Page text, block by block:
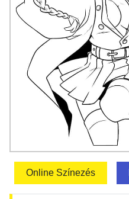
Online Színezés